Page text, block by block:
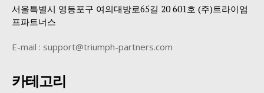
서울특별시 영등포구 여의대방로65길 20 601호 (주)트라이엄
프파트너스
E-mail : support@triumph-partners.com
카테고리